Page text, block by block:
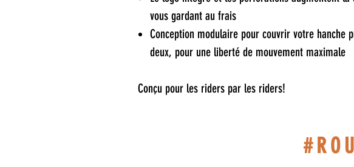
vous gardant au frais
Conception modulaire pour couvrir votre hanche
deux, pour une liberté de mouvement maximale
Conçu pour les riders par les riders!